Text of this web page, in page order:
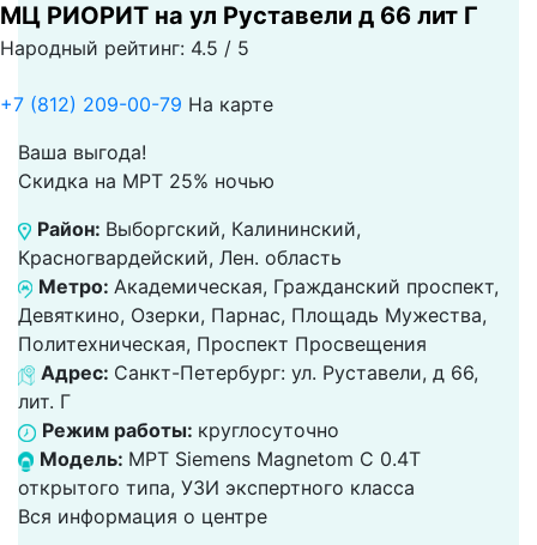
МЦ РИОРИТ на ул Руставели д 66 лит Г
Народный рейтинг: 4.5 / 5
+7 (812) 209-00-79 На карте
Ваша выгода!
Скидка на МРТ 25% ночью
Район: Выборгский, Калининский,
Красногвардейский, Лен. область
Метро: Академическая, Гражданский проспект,
Девяткино, Озерки, Парнас, Площадь Мужества,
Политехническая, Проспект Просвещения
Адрес: Санкт-Петербург: ул. Руставели, д 66,
лит. Г
Режим работы: круглосуточно
Модель: МРТ Siemens Magnetom C 0.4T
открытого типа, УЗИ экспертного класса
Вся информация о центре